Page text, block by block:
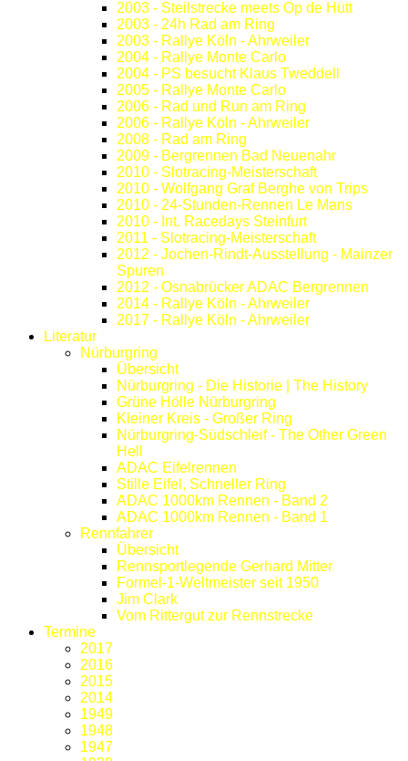
2003 - Steilstrecke meets Op de Hütt
2003 - 24h Rad am Ring
2003 - Rallye Köln - Ahrweiler
2004 - Rallye Monte Carlo
2004 - PS besucht Klaus Tweddell
2005 - Rallye Monte Carlo
2006 - Rad und Run am Ring
2006 - Rallye Köln - Ahrweiler
2008 - Rad am Ring
2009 - Bergrennen Bad Neuenahr
2010 - Slotracing-Meisterschaft
2010 - Wolfgang Graf Berghe von Trips
2010 - 24-Stunden-Rennen Le Mans
2010 - Int. Racedays Steinfurt
2011 - Slotracing-Meisterschaft
2012 - Jochen-Rindt-Ausstellung - Mainzer
Spuren
2012 - Osnabrücker ADAC Bergrennen
2014 - Rallye Köln - Ahrweiler
2017 - Rallye Köln - Ahrweiler
Literatur
Nürburgring
Übersicht
Nürburgring - Die Historie | The History
Grüne Hölle Nürburgring
Kleiner Kreis - Großer Ring
Nürburgring-Südschleif - The Other Green
Hell
ADAC Eifelrennen
Stille Eifel, Schneller Ring
ADAC 1000km Rennen - Band 2
ADAC 1000km Rennen - Band 1
Rennfahrer
Übersicht
Rennsportlegende Gerhard Mitter
Formel-1-Weltmeister seit 1950
Jim Clark
Vom Rittergut zur Rennstrecke
Termine
2017
2016
2015
2014
1949
1948
1947